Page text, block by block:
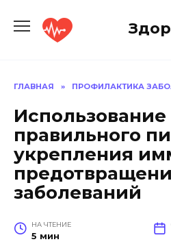
содержанию
ГЛАВНАЯ » ПРОФИЛАКТИКА
Использование
правильного
укрепления
заболеваний
НА ЧТЕНИЕ
5 мин